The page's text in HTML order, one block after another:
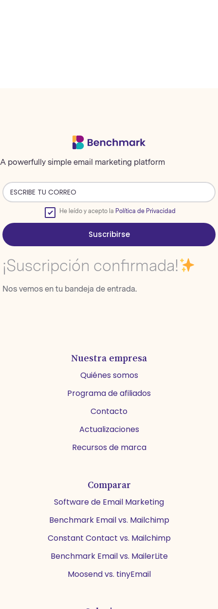
A powerfully simple email marketing platform
He leído y acepto la Política de Privacidad
Suscribirse
¡Suscripción confirmada!
Nos vemos en tu bandeja de entrada.
Nuestra empresa
Quiénes somos
Programa de afiliados
Contacto
Actualizaciones
Recursos de marca
Comparar
Software de Email Marketing
Benchmark Email vs. Mailchimp
Constant Contact vs. Mailchimp
Benchmark Email vs. MailerLite
Moosend vs. tinyEmail